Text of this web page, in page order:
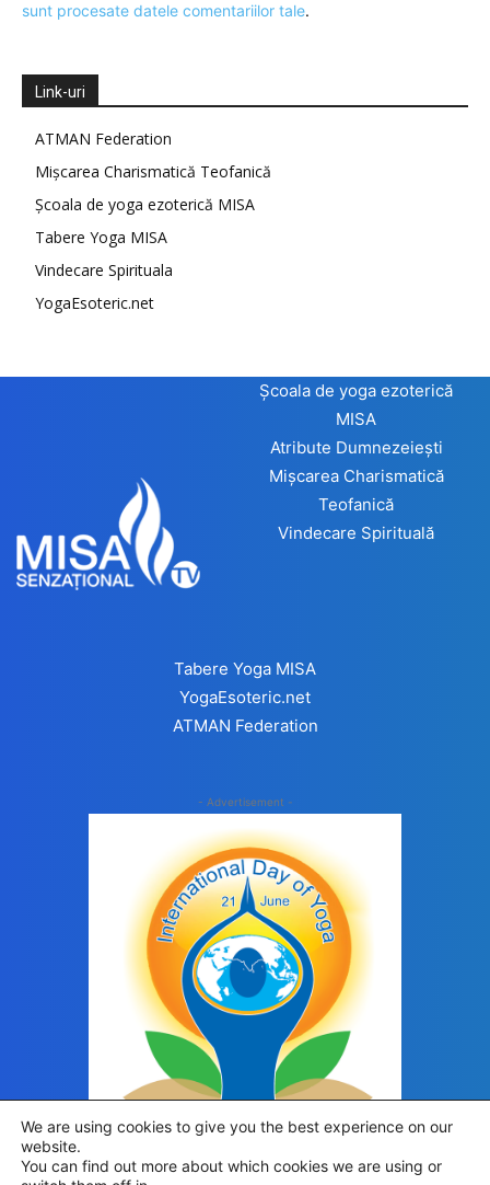
sunt procesate datele comentariilor tale.
Link-uri
ATMAN Federation
Mișcarea Charismatică Teofanică
Școala de yoga ezoterică MISA
Tabere Yoga MISA
Vindecare Spirituala
YogaEsoteric.net
Școala de yoga ezoterică
MISA
Atribute Dumnezeiești
Mișcarea Charismatică
Teofanică
Vindecare Spirituală
Tabere Yoga MISA
YogaEsoteric.net
ATMAN Federation
- Advertisement -
We are using cookies to give you the best experience on our
website.
You can find out more about which cookies we are using or